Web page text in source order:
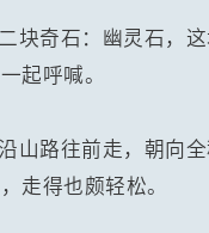
块奇石：幽灵石，
起呼喊。
山路往前走，朝向
走得也颇轻松。